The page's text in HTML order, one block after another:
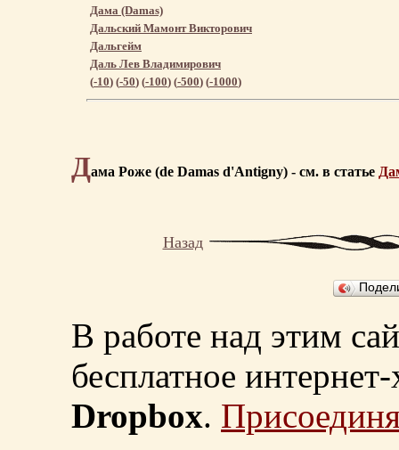
Дама (Damas)
Дальский Мамонт Викторович
Дальгейм
Даль Лев Владимирович
(-10) (-50) (-100) (-500) (-1000)
Дама Роже (de Damas d'Antigny) - см. в статье
Назад
В работе над этим
бесплатное
Dropbox.